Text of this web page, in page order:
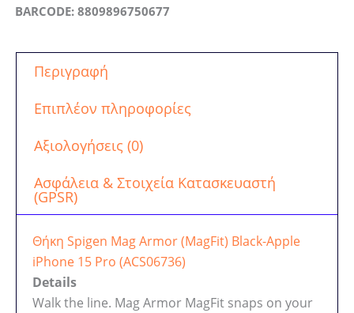
BARCODE: 8809896750677
Περιγραφή
Επιπλέον πληροφορίες
Αξιολογήσεις (0)
Ασφάλεια & Στοιχεία Κατασκευαστή
(GPSR)
Θήκη Spigen Mag Armor (MagFit) Black-Apple
iPhone 15 Pro (ACS06736)
Details
Walk the line. Mag Armor MagFit snaps on your